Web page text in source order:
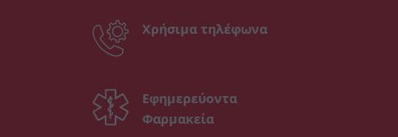
Χρήσιμα τηλέφωνα
Εφημερεύοντα
Φαρμακεία